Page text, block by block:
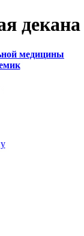
декана
медицины